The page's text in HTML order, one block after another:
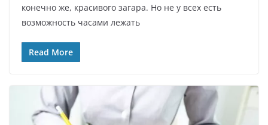
конечно же, красивого загара. Но не у всех есть
возможность часами лежать
Read More